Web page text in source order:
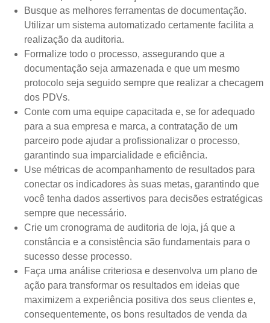
Busque as melhores ferramentas de documentação.
Utilizar um sistema automatizado certamente facilita a
realização da auditoria.
Formalize todo o processo, assegurando que a
documentação seja armazenada e que um mesmo
protocolo seja seguido sempre que realizar a checagem
dos PDVs.
Conte com uma equipe capacitada e, se for adequado
para a sua empresa e marca, a contratação de um
parceiro pode ajudar a profissionalizar o processo,
garantindo sua imparcialidade e eficiência.
Use métricas de acompanhamento de resultados para
conectar os indicadores às suas metas, garantindo que
você tenha dados assertivos para decisões estratégicas
sempre que necessário.
Crie um cronograma de auditoria de loja, já que a
constância e a consistência são fundamentais para o
sucesso desse processo.
Faça uma análise criteriosa e desenvolva um plano de
ação para transformar os resultados em ideias que
maximizem a experiência positiva dos seus clientes e,
consequentemente, os bons resultados de venda da